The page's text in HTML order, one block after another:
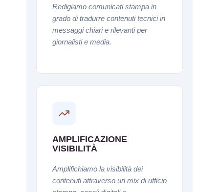
Redigiamo comunicati stampa in
grado di tradurre contenuti tecnici in
messaggi chiari e rilevanti per
giornalisti e media.
AMPLIFICAZIONE
VISIBILITÀ
Amplifichiamo la visibilità dei
contenuti attraverso un mix di ufficio